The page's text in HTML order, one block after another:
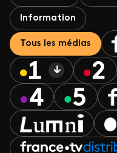
Information
Tous les médias